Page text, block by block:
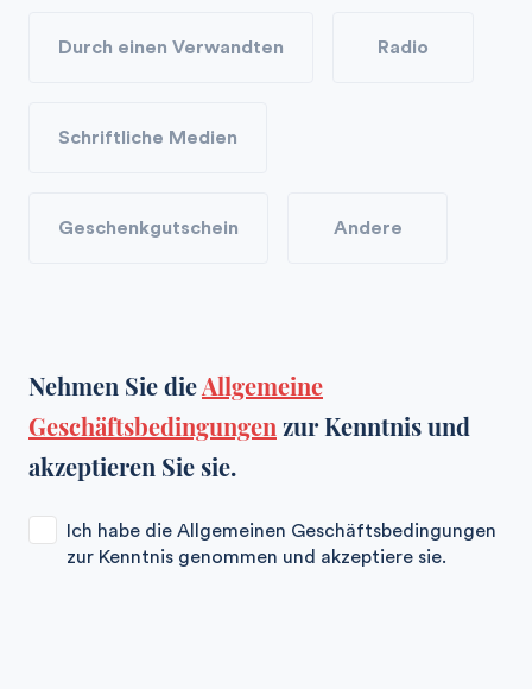
Durch einen Verwandten Radio
Schriftliche Medien
Geschenkgutschein Andere
Nehmen Sie dieAllgemeine
Geschäftsbedingungen zur Kenntnis und
akzeptieren Sie sie.
Ich habe die Allgemeinen Geschäftsbedingungen
zur Kenntnis genommen und akzeptiere sie.